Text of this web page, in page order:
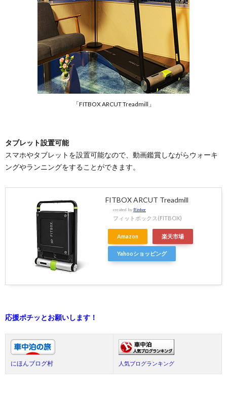
「FITBOX ARCUT Treadmill」
タブレット設置可能
スマホやタブレットを設置可能なので、動画鑑賞しながらウォーキ
ングやランニングをすることができます。
FITBOX ARCUT Treadmill
created by Rinker
フィットボックス(FITBOX)
Amazon 楽天市場
Yahooショッピング
応援ポチッとお願いします！
にほんブログ村 人気ブログランキング